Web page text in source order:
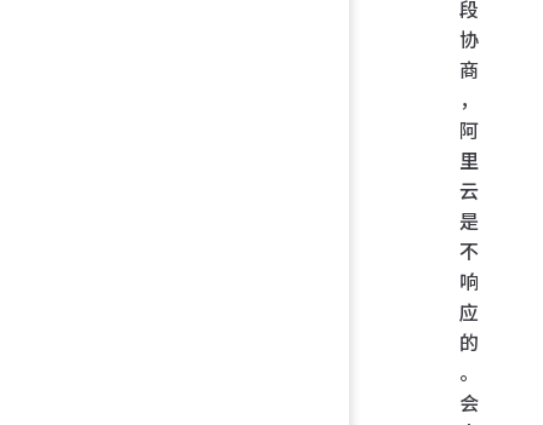
段
协
商
，
阿
里
云
是
不
响
应
的
。
会